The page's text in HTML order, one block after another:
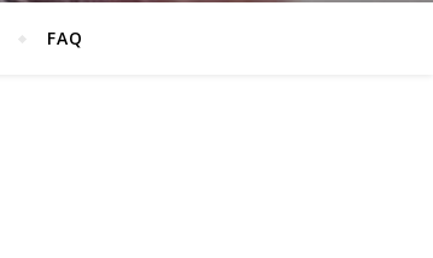
FAQ